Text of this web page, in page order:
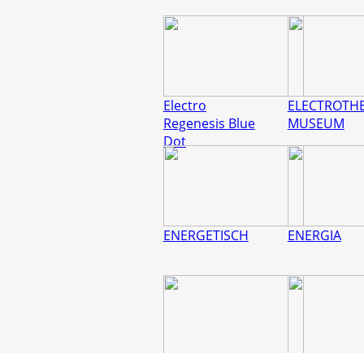
Electro
Regenesis Blue
Dot
MUSEUM
ENERGETISCH ENERGIA